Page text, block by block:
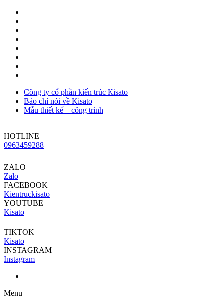
Công ty cổ phần kiến trúc Kisato
Báo chí nói về Kisato
Mẫu thiết kế – công trình
HOTLINE
0963459288
ZALO
Zalo
FACEBOOK
Kientruckisato
YOUTUBE
Kisato
TIKTOK
Kisato
INSTAGRAM
Instagram
Menu